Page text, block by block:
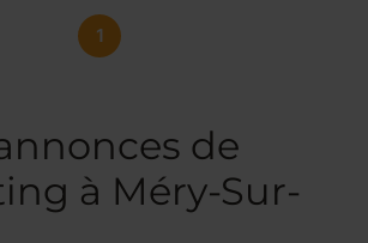
1
de
à Méry-Sur-